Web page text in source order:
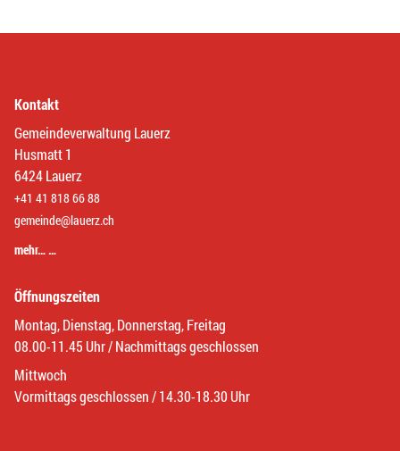
Kontakt
Gemeindeverwaltung Lauerz
Husmatt 1
6424 Lauerz
+41 41 818 66 88
gemeinde@lauerz.ch
mehr… …
Öffnungszeiten
Montag, Dienstag, Donnerstag, Freitag
08.00-11.45 Uhr / Nachmittags geschlossen
Mittwoch
Vormittags geschlossen / 14.30-18.30 Uhr